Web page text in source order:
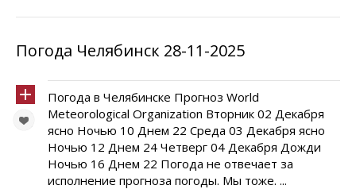
Погода Челябинск 28-11-2025
Погода в Челябинске Прогноз World
Meteorological Organization Вторник 02 Декабря
ясно Ночью 10 Днем 22 Среда 03 Декабря ясно
Ночью 12 Днем 24 Четверг 04 Декабря Дожди
Ночью 16 Днем 22 Погода не отвечает за
исполнение прогноза погоды. Мы тоже. ...